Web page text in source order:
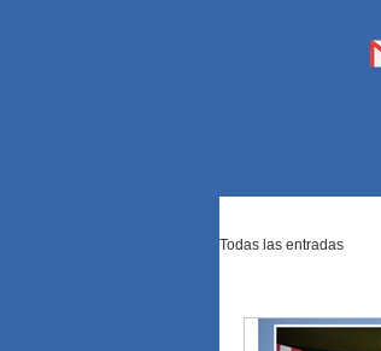
Todas las entradas
Ataque de Israel